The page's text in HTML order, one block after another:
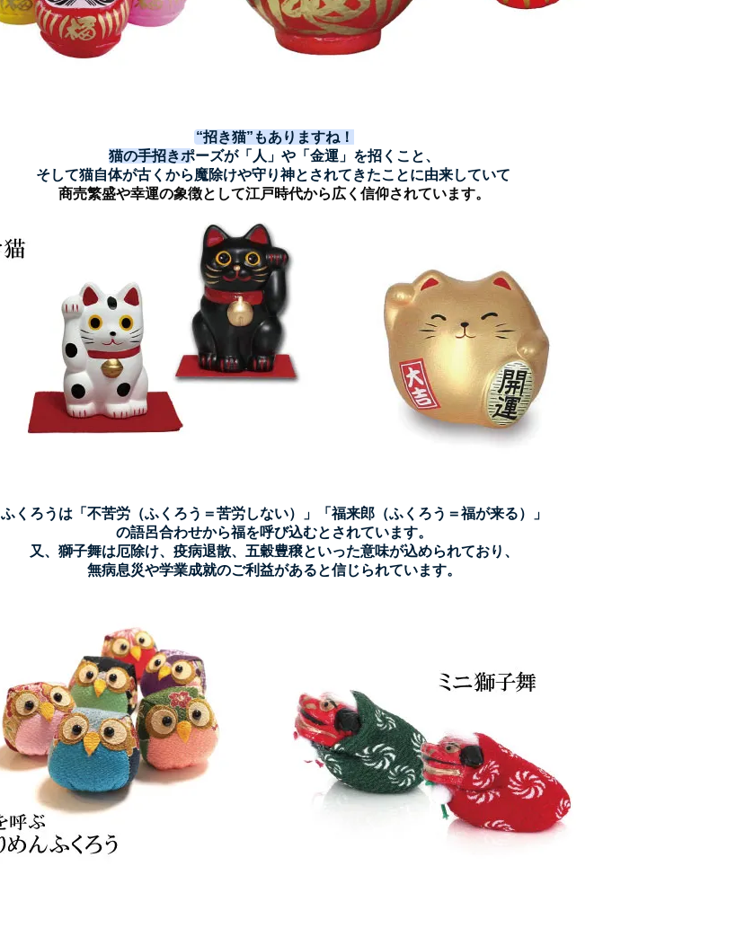
“招き猫”もありますね！
猫の手招きポーズが「人」や「金運」を招く こと、
そして猫自体が古くから魔除けや守り神とされてきたことに由来していて
商売繁盛や幸運の象徴として江戸時代から広く信仰されています。
ふくろうは「不苦労（ふくろう＝苦労しない） 」「福来郎（ふくろう＝福が来る）
」
の語呂合わせから福を呼び込むとされています。
又、獅子舞は厄除け、疫病退散、五穀豊穣といった意味が込められており、
無病息災や学業成就のご利益があると信じられています。